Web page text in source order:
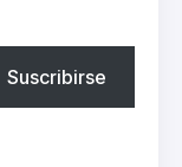
Suscribirse